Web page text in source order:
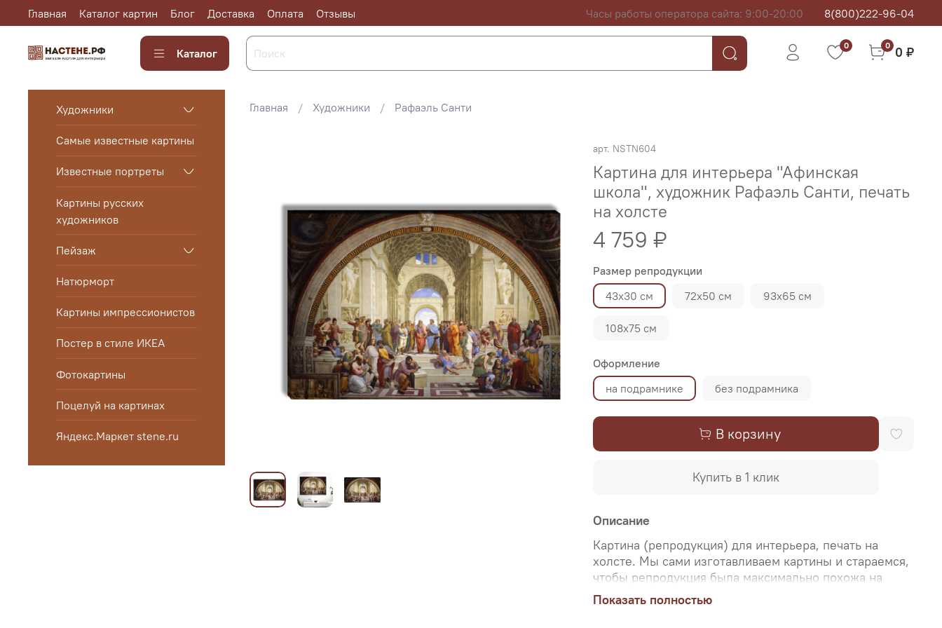
Главная Каталог картин Блог Доставка Оплата Отзывы Часы работы оператора сайта: 9:00-20:00 8(800)222-96-04
Каталог
0 0 0 ₽
Главная Художники Рафаэль Санти
арт. NSTN604
Картина для интерьера "Афинская
школа", художник Рафаэль Санти, печать
на холсте
4 759 ₽
Размер репродукции
43х30 см
72х50 см 93х65 см
108х75 см
Оформление
на подрамнике
без подрамника
В корзину
Купить в 1 клик
Описание
Картина (репродукция) для интерьера, печать на
холсте. Мы сами изготавливаем картины и стараемся,
чтобы репродукция была максимально похожа на
оригинальную картину, какой её создал художник.
Именно поэтому, мы уделяем особое внимание
Показать полностью
Художники
Самые известные картины
Известные портреты
Картины русских
художников
Пейзаж
Натюрморт
Картины импрессионистов
Постер в стиле ИКЕА
Фотокартины
Поцелуй на картинах
Яндекс.Маркет stene.ru